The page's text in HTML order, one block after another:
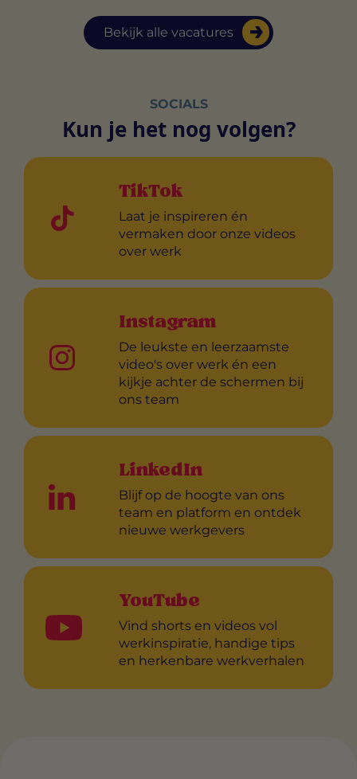
Bekijk alle vacatures
SOCIALS
Kun je het nog volgen?
TikTok
Laat je inspireren én
vermaken door onze videos
over werk
Instagram
De leukste en leerzaamste
video's over werk én een
kijkje achter de schermen bij
ons team
LinkedIn
Blijf op de hoogte van ons
team en platform en ontdek
nieuwe werkgevers
YouTube
Vind shorts en videos vol
werkinspiratie, handige tips
en herkenbare werkverhalen